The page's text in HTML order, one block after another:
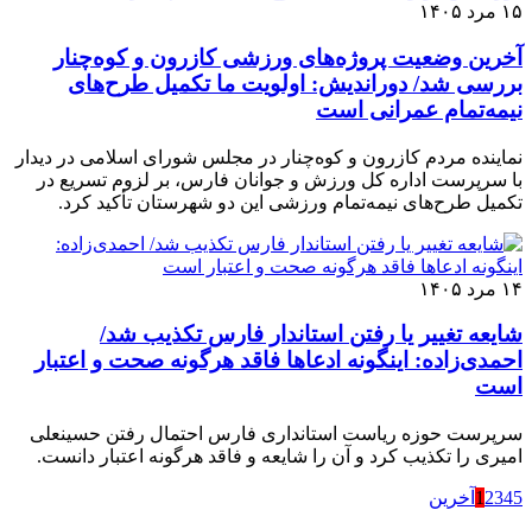
۱۵ مرد ۱۴۰۵
آخرین وضعیت پروژه‌های ورزشی کازرون و کوه‌چنار
بررسی شد/ دوراندیش: اولویت ما تکمیل طرح‌های
نیمه‌تمام عمرانی است
نماینده مردم کازرون و کوه‌چنار در مجلس شورای اسلامی در دیدار
با سرپرست اداره کل ورزش و جوانان فارس، بر لزوم تسریع در
تکمیل طرح‌های نیمه‌تمام ورزشی این دو شهرستان تأکید کرد.
۱۴ مرد ۱۴۰۵
شایعه تغییر یا رفتن استاندار فارس تکذیب شد/
احمدی‌زاده: اینگونه ادعاها فاقد هرگونه صحت و اعتبار
است
سرپرست حوزه ریاست استانداری فارس احتمال رفتن حسینعلی
امیری را تکذیب کرد و آن را شایعه و فاقد هرگونه اعتبار دانست.
1 2345 آخرین